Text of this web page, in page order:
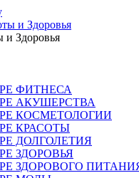
Здоровья
ФИТНЕСА
АКУШЕРСТВА
КОСМЕТОЛОГИИ
КРАСОТЫ
ДОЛГОЛЕТИЯ
ЗДОРОВЬЯ
ЗДОРОВОГО